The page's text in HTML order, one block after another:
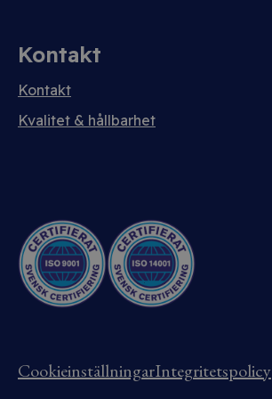
Kontakt
Kontakt
Kvalitet & hållbarhet
CookieinställningarIntegritetspolicy